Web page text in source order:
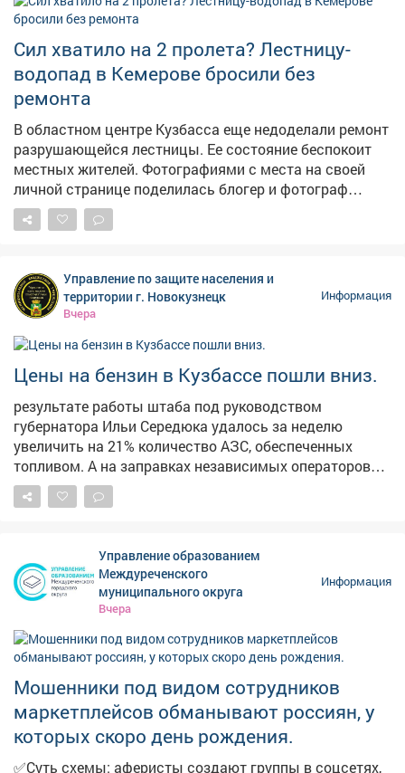
Сил хватило на 2 пролета? Лестницу-
водопад в Кемерове бросили без
ремонта
В областном центре Кузбасса еще недоделали ремонт
разрушающейся лестницы. Ее состояние беспокоит
местных жителей. Фотографиями с места на своей
личной странице поделилась блогер и фотограф
Екатерина Комарова. – Читала, что ремонтируют
лестницу на Пионерском. Два пролёта сделали – и на
действительно приведена в порядок, однако
оставшаяся секция по-прежнему находится в
сильных ливней эта лестница регулярно
превращается в бурный водопад, а зимой страдает от
тяжести снега. Напомним, в конце июня в мэрии
сообщали, что началсяремонт лестничного спуска на
Пионерском бульваре. В администрации также
отметили, что его размыло сильным дождем.
Управление по защите населения и
территории г. Новокузнецк
Вчера
Информация
Цены на бензин в Кузбассе пошли вниз.
результате работы штаба под руководством
губернатора Ильи Середюка удалось за неделю
увеличить на 21% количество АЗС, обеспеченных
топливом. А на заправках независимых операторов
стоимость горючего начала снижаться. Проехали по
территориям региона и убедились в этом.
Управление образованием
Междуреченского
муниципального округа
Вчера
Информация
Мошенники под видом сотрудников
маркетплейсов обманывают россиян, у
которых скоро день рождения.
✅Суть схемы: аферисты создают группы в соцсетях,